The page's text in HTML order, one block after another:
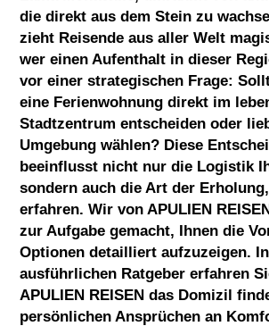
die direkt aus dem Stein zu
zieht Reisende aus aller Welt
wer einen Aufenthalt in dieser
vor einer strategischen Frage:
eine Ferienwohnung direkt im
Stadtzentrum entscheiden oder
Umgebung wählen? Diese
beeinflusst nicht nur die Logistik
sondern auch die Art der
erfahren. Wir von APULIEN
zur Aufgabe gemacht, Ihnen die
Optionen detailliert aufzuzeigen.
ausführlichen Ratgeber erfahren
APULIEN REISEN das Domizil
persönlichen Ansprüchen an